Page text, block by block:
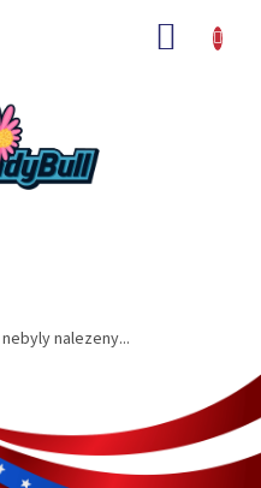
nebyly nalezeny...